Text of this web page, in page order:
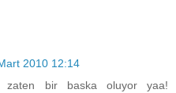
2010 12:14
zaten bir baska oluyor yaa!